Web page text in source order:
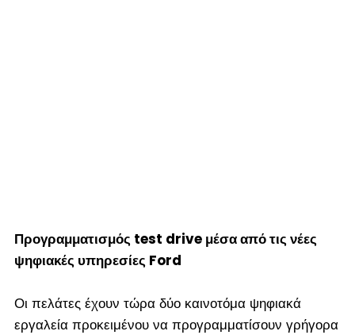
Προγραμματισμός test drive μέσα από τις νέες
ψηφιακές υπηρεσίες Ford
Οι πελάτες έχουν τώρα δύο καινοτόμα ψηφιακά
εργαλεία προκειμένου να προγραμματίσουν γρήγορα